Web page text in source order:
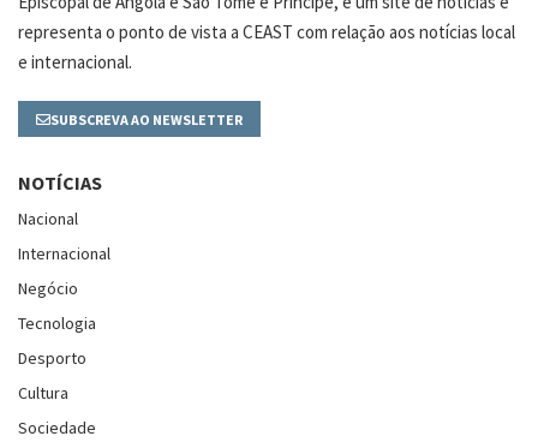
representa o ponto de vista a CEAST com relação aos notícias local
e internacional.
SUBSCREVA AO NEWSLETTER
NOTÍCIAS
Nacional
Internacional
Negócio
Tecnologia
Desporto
Cultura
Sociedade